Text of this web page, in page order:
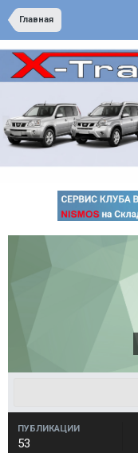
Главная
ПУБЛИКАЦИИ
53